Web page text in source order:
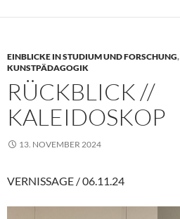
EINBLICKE IN STUDIUM UND FORSCHUNG,
KUNSTPÄDAGOGIK
RÜCKBLICK //
KALEIDOSKOP
13. NOVEMBER 2024
VERNISSAGE / 06.11.24